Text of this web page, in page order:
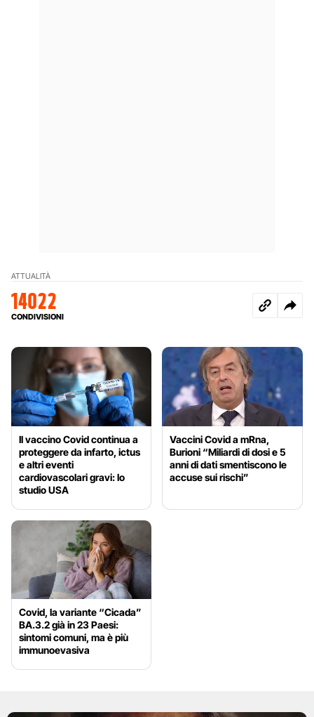
ATTUALITÀ
14022
CONDIVISIONI
Il vaccino Covid continua a
proteggere da infarto, ictus
e altri eventi
cardiovascolari gravi: lo
studio USA
Vaccini Covid a mRna,
Burioni “Miliardi di dosi e 5
anni di dati smentiscono le
accuse sui rischi”
Covid, la variante “Cicada”
BA.3.2 già in 23 Paesi:
sintomi comuni, ma è più
immunoevasiva